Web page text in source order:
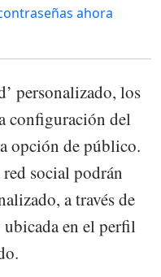
ahora
personalizado, los
configuración del
opción de público.
social podrán
a través de
ubicada en el perfil